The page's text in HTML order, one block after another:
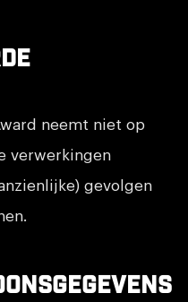
neemt niet op
verwerkingen
gevolgen